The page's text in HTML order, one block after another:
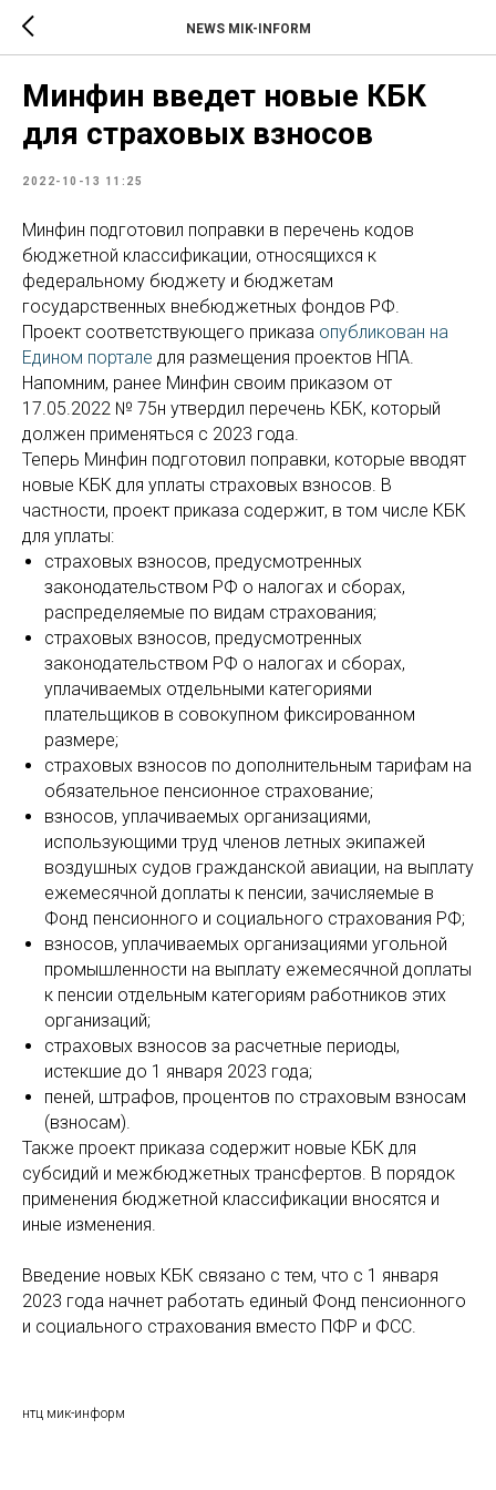
NEWS MIK-INFORM
Минфин введет новые КБК
для страховых взносов
2022-10-13 11:25
Минфин подготовил поправки в перечень кодов
бюджетной классификации, относящихся к
федеральному бюджету и бюджетам
государственных внебюджетных фондов РФ.
Проект соответствующего приказа опубликован на
Едином портале для размещения проектов НПА.
Напомним, ранее Минфин своим приказом от
17.05.2022 № 75н утвердил перечень КБК, который
должен применяться с 2023 года.
Теперь Минфин подготовил поправки, которые вводят
новые КБК для уплаты страховых взносов. В
частности, проект приказа содержит, в том числе КБК
для уплаты:
страховых взносов, предусмотренных
законодательством РФ о налогах и сборах,
распределяемые по видам страхования;
страховых взносов, предусмотренных
законодательством РФ о налогах и сборах,
уплачиваемых отдельными категориями
плательщиков в совокупном фиксированном
размере;
страховых взносов по дополнительным тарифам на
обязательное пенсионное страхование;
взносов, уплачиваемых организациями,
использующими труд членов летных экипажей
воздушных судов гражданской авиации, на выплату
ежемесячной доплаты к пенсии, зачисляемые в
Фонд пенсионного и социального страхования РФ;
взносов, уплачиваемых организациями угольной
промышленности на выплату ежемесячной доплаты
к пенсии отдельным категориям работников этих
организаций;
страховых взносов за расчетные периоды,
истекшие до 1 января 2023 года;
пеней, штрафов, процентов по страховым взносам
(взносам).
Также проект приказа содержит новые КБК для
субсидий и межбюджетных трансфертов. В порядок
применения бюджетной классификации вносятся и
иные изменения.
Введение новых КБК связано с тем, что с 1 января
2023 года начнет работать единый Фонд пенсионного
и социального страхования вместо ПФР и ФСС.
нтц мик-информ